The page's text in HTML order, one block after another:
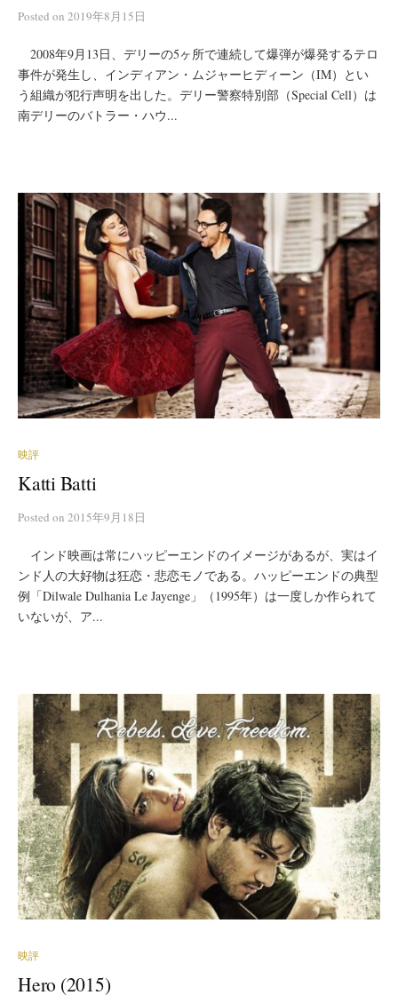
Posted on 2019年8月15日
2008年9月13日、デリーの5ヶ所で連続して爆弾が爆発するテロ
事件が発生し、インディアン・ムジャーヒディーン（IM）とい
う組織が犯行声明を出した。デリー警察特別部（Special Cell）は
南デリーのバトラー・ハウ...
映評
Katti Batti
Posted on 2015年9月18日
インド映画は常にハッピーエンドのイメージがあるが、実はイ
ンド人の大好物は狂恋・悲恋モノである。ハッピーエンドの典型
例「Dilwale Dulhania Le Jayenge」（1995年）は一度しか作られて
いないが、ア...
映評
Hero (2015)